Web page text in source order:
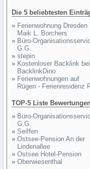
Die 5 beliebtesten
» Ferienwohnung Dresden
Maik L. Borchers
» Büro-
G.G.
» stepin
» Kostenloser Backlink bei
BacklinkDino
» Ferienwohnungen auf
Rügen - Ferienresidenz
TOP-5 Liste Bewertungen
» Büro-
G.G.
» Seiffen
» Ostsee-Pension An der
Lindenallee
» Ostsee Hotel-Pension
» Oberwiesenthal